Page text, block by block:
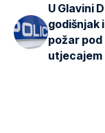
U Glavini
godišnjak
požar pod
utjecajem